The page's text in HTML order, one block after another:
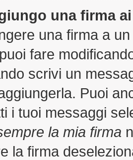
una firma
una firma a
fare
scrivi un
Puoi
i tuoi messaggi
la mia firma
la firma